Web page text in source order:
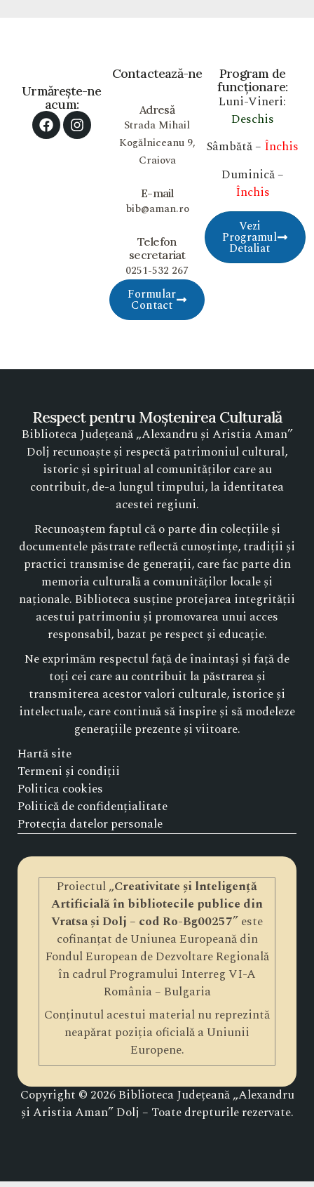
Program de
funcționare:
Luni-Vineri:
Deschis
Sâmbătă – Închis
Duminică –
Închis
Vezi
Programul
Detaliat
Contactează-ne
Adresă
Strada Mihail
Kogălniceanu 9,
Craiova
E-mail
bib@aman.ro
Telefon
secretariat
0251-532 267
Formular
Contact
Urmărește-ne
acum:
Respect pentru Moștenirea Culturală
Biblioteca Județeană „Alexandru și Aristia Aman”
Dolj recunoaște și respectă patrimoniul cultural,
istoric și spiritual al comunităților care au
contribuit, de-a lungul timpului, la identitatea
acestei regiuni.
Recunoaștem faptul că o parte din colecțiile și
documentele păstrate reflectă cunoștințe, tradiții și
practici transmise de generații, care fac parte din
memoria culturală a comunităților locale și
naționale. Biblioteca susține protejarea integrității
acestui patrimoniu și promovarea unui acces
responsabil, bazat pe respect și educație.
Ne exprimăm respectul față de înaintași și față de
toți cei care au contribuit la păstrarea și
transmiterea acestor valori culturale, istorice și
intelectuale, care continuă să inspire și să modeleze
generațiile prezente și viitoare.
Hartă site
Termeni și condiții
Politica cookies
Politică de confidențialitate
Protecția datelor personale
Proiectul „Creativitate și lnteligență
Artificială în bibliotecile publice din
Vratsa și Dolj – cod Ro-Bg00257” este
cofinanțat de Uniunea Europeană din
Fondul European de Dezvoltare Regională
în cadrul Programului Interreg VI-A
România – Bulgaria
Conținutul acestui material nu reprezintă
neapărat poziția oficială a Uniunii
Europene.
Copyright © 2026 Biblioteca Județeană „Alexandru
și Aristia Aman” Dolj – Toate drepturile rezervate.